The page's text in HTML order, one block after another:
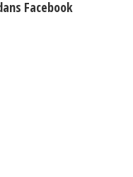
Facebook